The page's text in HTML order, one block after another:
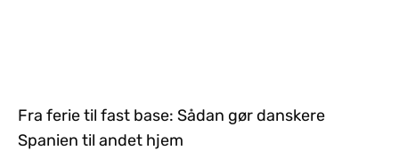
Fra ferie til fast base: Sådan gør danskere
Spanien til andet hjem